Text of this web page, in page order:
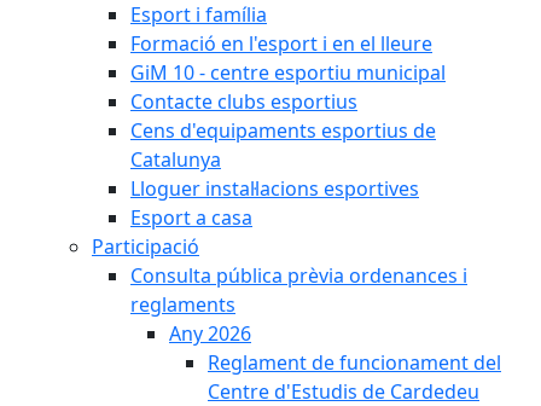
Esport i família
Formació en l'esport i en el lleure
GiM 10 - centre esportiu municipal
Contacte clubs esportius
Cens d'equipaments esportius de
Catalunya
Lloguer instal·lacions esportives
Esport a casa
Participació
Consulta pública prèvia ordenances i
reglaments
Any 2026
Reglament de funcionament del
Centre d'Estudis de Cardedeu